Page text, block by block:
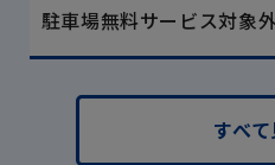
駐車場無料サービス対象
すべ